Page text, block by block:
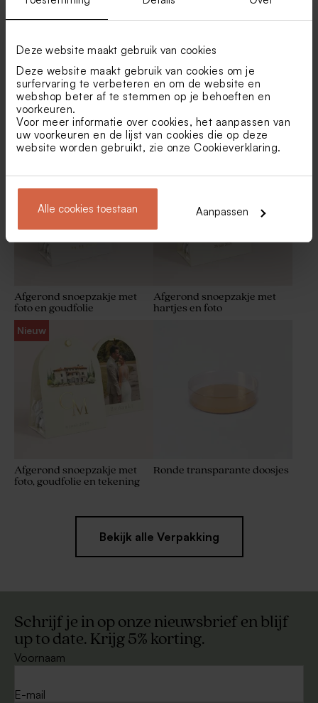
Deze website maakt gebruik van cookies
Deze website maakt gebruik van cookies om je
surfervaring te verbeteren en om de website en
webshop beter af te stemmen op je behoeften en
voorkeuren.
Voor meer informatie over cookies, het aanpassen van
uw voorkeuren en de lijst van cookies die op deze
website worden gebruikt, zie onze Cookieverklaring.
Alle cookies toestaan Aanpassen
Afgerond snoepzakje
terracotta met foto,
lijntekening, namen en
datum
Origineel snoepzakje met
ontwerp
Afgerond snoepzakje met
foto en goudfolie
Afgerond snoepzakje met
hartjes en foto
Nieuw
Afgerond snoepzakje met
foto, goudfolie en tekening
Ronde transparante doosjes
Bekijk alle Verpakking
Schrijf je in op onze nieuwsbrief en blijf
up to date. Krijg 5% korting.
Voornaam
E-mail